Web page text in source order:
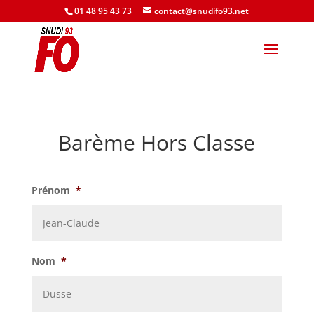
01 48 95 43 73 contact@snudifo93.net
Barème Hors Classe
Prénom *
Nom *